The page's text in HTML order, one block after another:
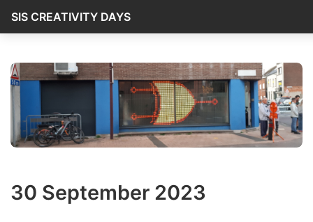
SIS CREATIVITY DAYS
30 September 2023